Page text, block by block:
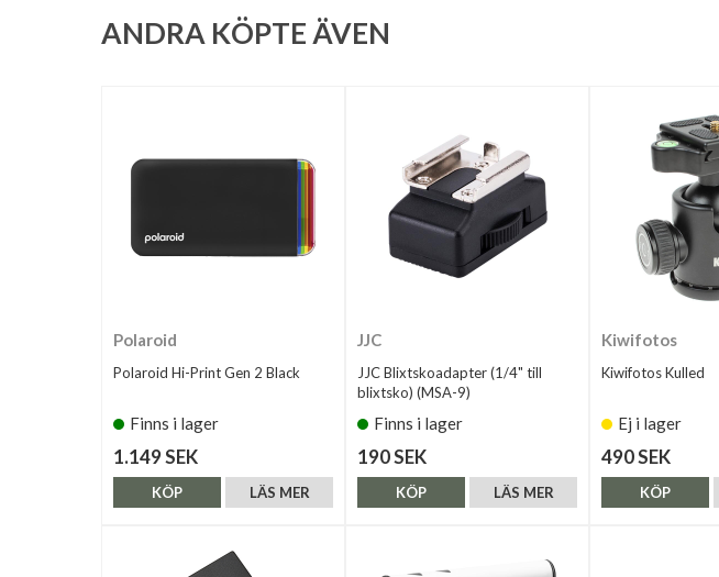
ANDRA KÖPTE ÄVEN
Polaroid
Polaroid Hi-Print Gen 2 Black
Finns i lager
1.149 SEK
LÄS MER
KÖP
JJC
JJC Blixtskoadapter (1/4" till
blixtsko) (MSA-9)
Finns i lager
190 SEK
LÄS MER
KÖP
Kiwifotos
Kiwifotos Kulled
Ej i lager
490 SEK
KÖP